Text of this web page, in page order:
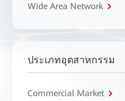
Wide Area Network
ประเภทอุตสาหกรรม
Commercial Market